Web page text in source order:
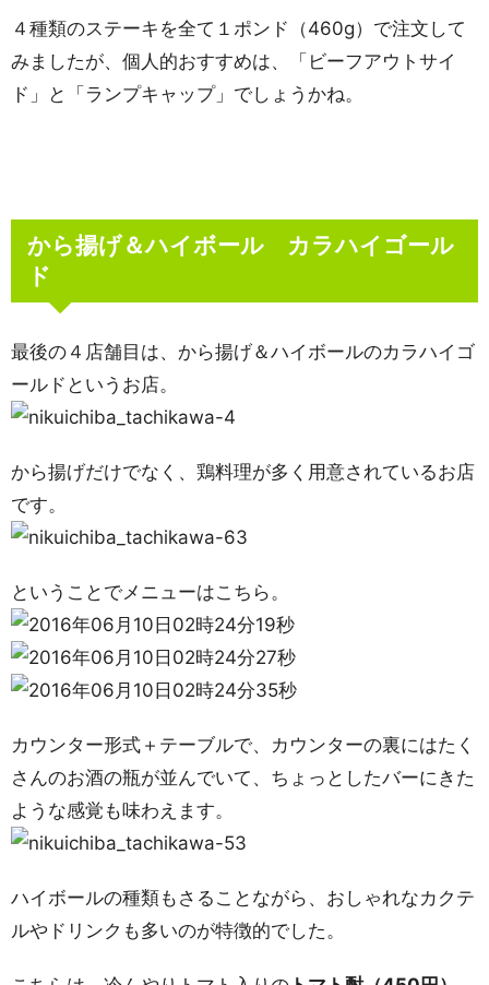
４種類のステーキを全て１ポンド（460g）で注文して
みましたが、個人的おすすめは、「ビーフアウトサイ
ド」と「ランプキャップ」でしょうかね。
から揚げ＆ハイボール カラハイゴール
ド
最後の４店舗目は、から揚げ＆ハイボールのカラハイゴ
ールドというお店。
から揚げだけでなく、鶏料理が多く用意されているお店
です。
ということでメニューはこちら。
カウンター形式＋テーブルで、カウンターの裏にはたく
さんのお酒の瓶が並んでいて、ちょっとしたバーにきた
ような感覚も味わえます。
ハイボールの種類もさることながら、おしゃれなカクテ
ルやドリンクも多いのが特徴的でした。